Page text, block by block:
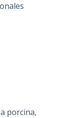
porcina,